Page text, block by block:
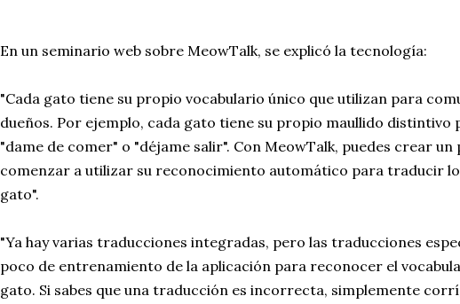
En un seminario web sobre MeowTalk, se explicó la tecnología:
"Cada gato tiene su propio vocabulario único que utilizan para
dueños. Por ejemplo, cada gato tiene su propio maullido distintivo
"dame de comer" o "déjame salir". Con MeowTalk, puedes crear
comenzar a utilizar su reconocimiento automático para traducir
gato".
"Ya hay varias traducciones integradas, pero las traducciones
poco de entrenamiento de la aplicación para reconocer el
gato. Si sabes que una traducción es incorrecta, simplemente